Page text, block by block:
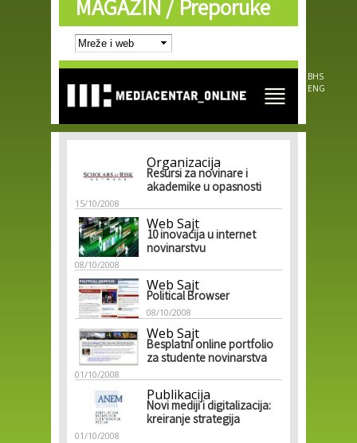
Skip to
main
content
MAGAZIN /Preporuke
BHS
ENG
Organizacija
Resursi za novinare i
akademike u opasnosti
15/10/2008
Web Sajt
10 inovacija u internet
novinarstvu
08/10/2008
Web Sajt
Political Browser
08/10/2008
Web Sajt
Besplatni online portfolio
za studente novinarstva
01/10/2008
Publikacija
Novi mediji i digitalizacija:
kreiranje strategija
01/10/2008